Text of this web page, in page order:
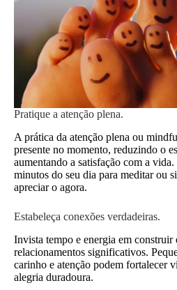
Pratique a atenção plena.
A prática da atenção plena ou
presente no momento, reduzindo o
aumentando a satisfação com a
minutos do seu dia para meditar ou
apreciar o agora.
Estabeleça conexões verdadeiras.
Invista tempo e energia em construir
relacionamentos significativos.
carinho e atenção podem fortalecer
alegria duradoura.